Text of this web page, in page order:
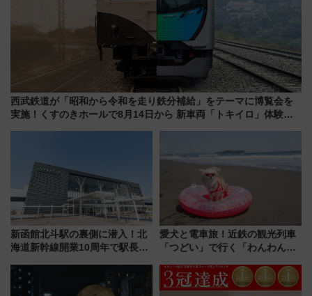
西武鉄道が「昭和から令和を走り鉄分補給」をテーマに博覧会を
実施！くすのきホールで8月14日から 新車両「トキイロ」体験ブ
新函館北斗駅の裏側に潜入！北
海道新幹線開業10周年で駅長
ト 参加方法や体験内容を紹介
愛犬と電車旅！近鉄の観光列車
「つどい」で行く「わんわん列
める日帰りツアー